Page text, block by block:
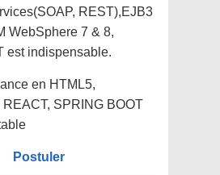
REST),EJB3
WebSphere 7 & 8,
est indispensable.
en HTML5,
REACT, SPRING BOOT
Postuler